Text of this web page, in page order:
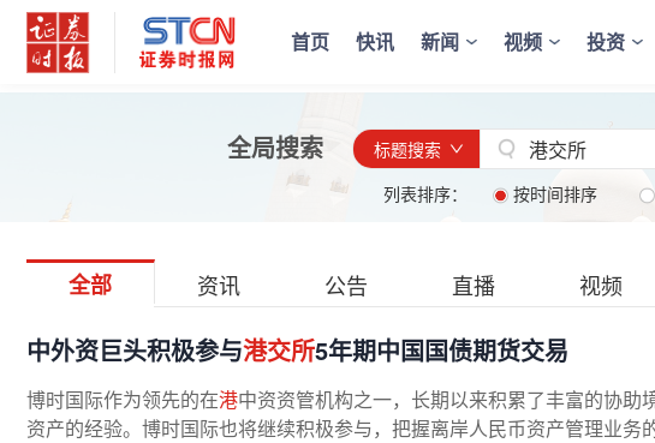
首页 快讯 新闻 视频 投资
全局搜索 标题搜索
列表排序： 按时间排序
全部 资讯 公告 直播 视频
中外资巨头积极参与港交所5年期中国国债期货交易
博时国际作为领先的在港中资资管机构之一，长期以来积累了丰富的协助
资产的经验。博时国际也将继续积极参与，把握离岸人民币资产管理业务